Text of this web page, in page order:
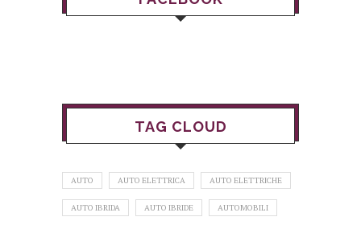
TAG CLOUD
AUTO AUTO ELETTRICA AUTO ELETTRICHE
AUTO IBRIDA AUTO IBRIDE AUTOMOBILI